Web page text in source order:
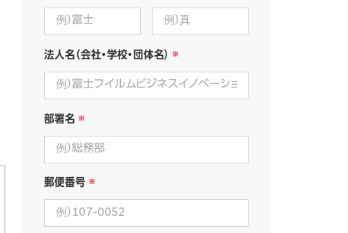
法人名（会社・学校・団体名）
部署名
郵便番号